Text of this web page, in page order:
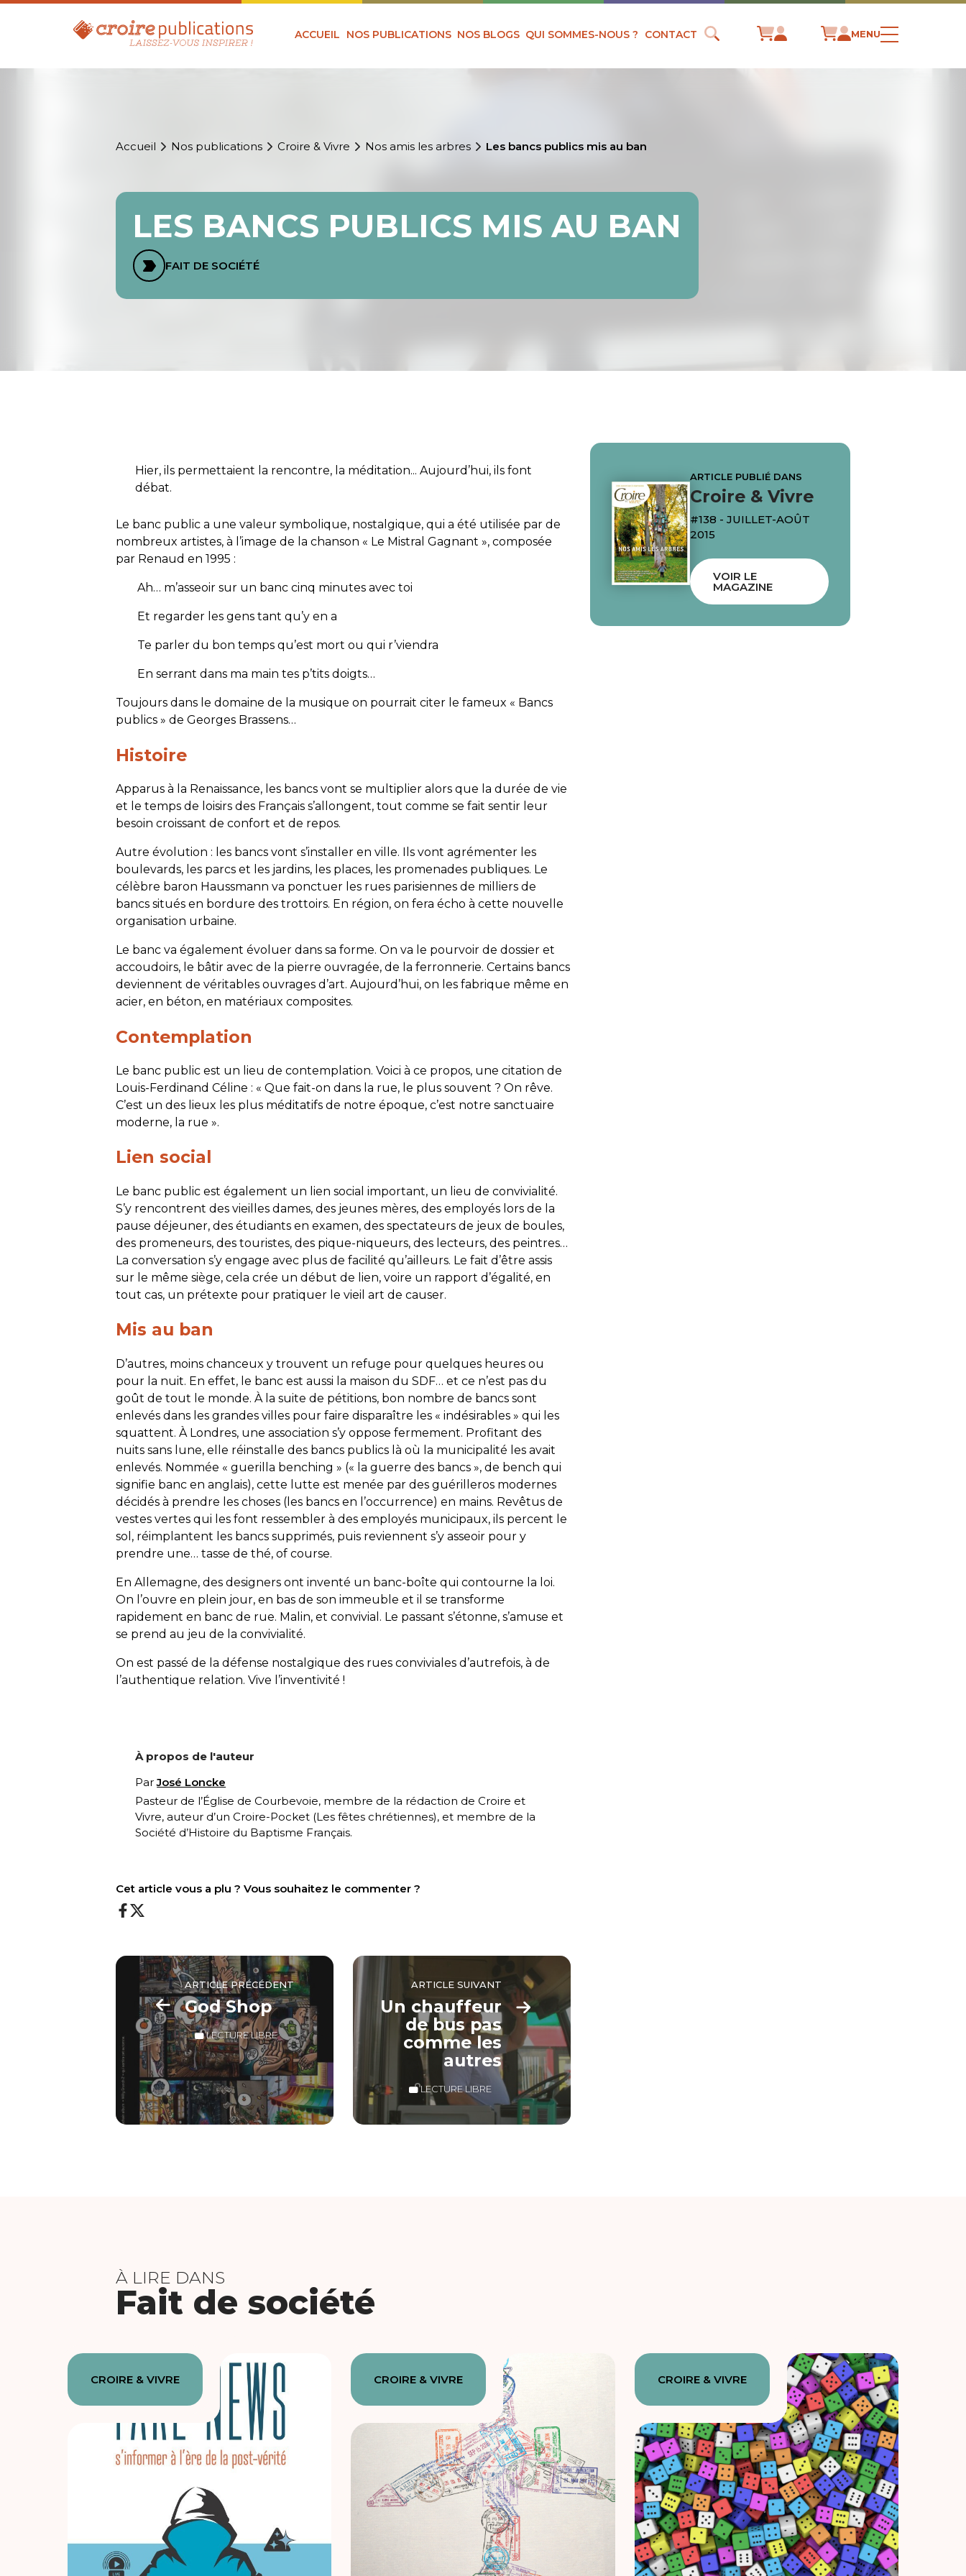
ACCUEIL NOS PUBLICATIONS NOS BLOGS QUI SOMMES-NOUS ? CONTACT MENU
Accueil Nos publications Croire & Vivre Nos amis les arbres Les bancs publics mis au ban
LES BANCS PUBLICS MIS AU BAN
FAIT DE SOCIÉTÉ
Hier, ils permettaient la rencontre, la méditation... Aujourd’hui, ils font
débat.
Le banc public a une valeur symbolique, nostalgique, qui a été utilisée par de
nombreux artistes, à l’image de la chanson « Le Mistral Gagnant », composée
par Renaud en 1995 :
Ah… m’asseoir sur un banc cinq minutes avec toi
Et regarder les gens tant qu’y en a
Te parler du bon temps qu’est mort ou qui r’viendra
En serrant dans ma main tes p’tits doigts…
Toujours dans le domaine de la musique on pourrait citer le fameux « Bancs
publics » de Georges Brassens…
Histoire
Apparus à la Renaissance, les bancs vont se multiplier alors que la durée de vie
et le temps de loisirs des Français s’allongent, tout comme se fait sentir leur
besoin croissant de confort et de repos.
Autre évolution : les bancs vont s’installer en ville. Ils vont agrémenter les
boulevards, les parcs et les jardins, les places, les promenades publiques. Le
célèbre baron Haussmann va ponctuer les rues parisiennes de milliers de
bancs situés en bordure des trottoirs. En région, on fera écho à cette nouvelle
organisation urbaine.
Le banc va également évoluer dans sa forme. On va le pourvoir de dossier et
accoudoirs, le bâtir avec de la pierre ouvragée, de la ferronnerie. Certains bancs
deviennent de véritables ouvrages d’art. Aujourd’hui, on les fabrique même en
acier, en béton, en matériaux composites.
Contemplation
Le banc public est un lieu de contemplation. Voici à ce propos, une citation de
Louis-Ferdinand Céline : «Que fait-on dans la rue, le plus souvent ? On rêve.
C’est un des lieux les plus méditatifs de notre époque, c’est notre sanctuaire
moderne, la rue ».
Lien social
Le banc public est également un lien social important, un lieu de convivialité.
S’y rencontrent des vieilles dames, des jeunes mères, des employés lors de la
pause déjeuner, des étudiants en examen, des spectateurs de jeux de boules,
des promeneurs, des touristes, des pique-niqueurs, des lecteurs, des peintres…
La conversation s’y engage avec plus de facilité qu’ailleurs. Le fait d’être assis
sur le même siège, cela crée un début de lien, voire un rapport d’égalité, en
tout cas, un prétexte pour pratiquer le vieil art de causer.
Mis au ban
D’autres, moins chanceux y trouvent un refuge pour quelques heures ou
pour la nuit. En effet, le banc est aussi la maison du SDF… et ce n’est pas du
goût de tout le monde. À la suite de pétitions, bon nombre de bancs sont
enlevés dans les grandes villes pour faire disparaître les « indésirables » qui les
squattent. À Londres, une association s’y oppose fermement. Profitant des
nuits sans lune, elle réinstalle des bancs publics là où la municipalité les avait
enlevés. Nommée « guerilla benching » (« la guerre des bancs », de bench qui
signifie banc en anglais), cette lutte est menée par des guérilleros modernes
décidés à prendre les choses (les bancs en l’occurrence) en mains. Revêtus de
vestes vertes qui les font ressembler à des employés municipaux, ils percent le
sol, réimplantent les bancs supprimés, puis reviennent s’y asseoir pour y
prendre une… tasse de thé,of course.
En Allemagne, des designers ont inventé un banc-boîte qui contourne la loi.
On l’ouvre en plein jour, en bas de son immeuble et il se transforme
rapidement en banc de rue. Malin, et convivial. Le passant s’étonne, s’amuse et
se prend au jeu de la convivialité.
On est passé de la défense nostalgique des rues conviviales d’autrefois, à de
l’authentique relation. Vive l’inventivité !
À propos de l'auteur
ParJosé Loncke
Pasteur de l’Église de Courbevoie, membre de la rédaction de Croire et
Vivre, auteur d’un Croire-Pocket (Les fêtes chrétiennes), et membre de la
Société d’Histoire du Baptisme Français.
Cet article vous a plu ? Vous souhaitez le commenter ?
ARTICLE PRÉCÉDENT
God Shop
LECTURE LIBRE
ARTICLE SUIVANT
Un chauffeur
de bus pas
comme les
autres
LECTURE LIBRE
ARTICLE PUBLIÉ DANS
Croire & Vivre
#138 - JUILLET-AOÛT
2015
VOIR LE
MAGAZINE
À LIRE DANS
Fait de société
CROIRE & VIVRE CROIRE & VIVRE CROIRE & VIVRE